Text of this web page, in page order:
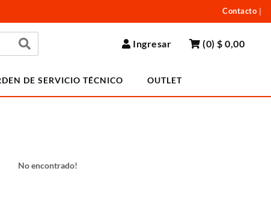
Contacto
Ingresar (0)$ 0,00
DE SERVICIO TÉCNICO OUTLET
No encontrado!